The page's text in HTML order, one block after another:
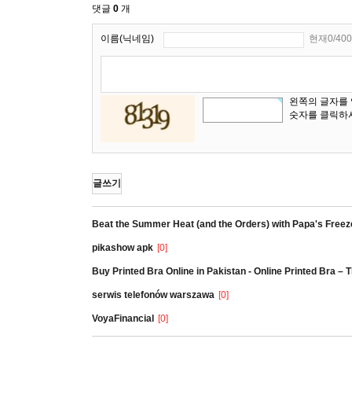
댓글 0 개
이름(닉네임) 현재0/
왼쪽의 글자를
숫자를 클릭하
글쓰기
Beat the Summer Heat (and the Orders) with Papa's
pikashow apk [0]
Buy Printed Bra Online in Pakistan - Online Printed Bra –
serwis telefonów warszawa [0]
VoyaFinancial [0]